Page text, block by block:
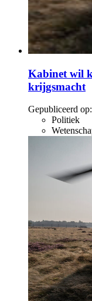
Kabinet wil
krijgsmacht
Gepubliceerd op:
Politiek